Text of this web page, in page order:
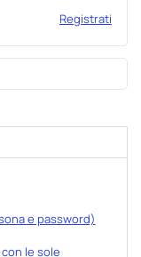
Registrati
e password)
le sole